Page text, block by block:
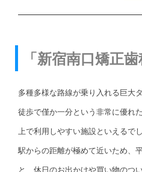
「新宿南口矯正
多種多様な路線が乗り入れる巨大
徒歩で僅か一分という非常に優れ
上で利用しやすい施設といえるでし
駅からの距離が極めて近いため、
と、休日のお出かけや買い物のつ